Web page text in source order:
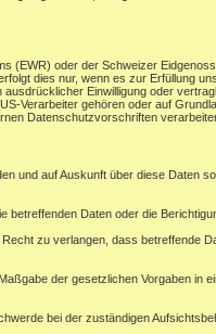
(EWR) oder der Schweizer
dies nur, wenn es zur Erfüllung
Einwilligung oder
Verarbeiter gehören oder auf
Datenschutzvorschriften
und auf Auskunft über diese Daten
Daten oder die
zu verlangen, dass betreffende
der gesetzlichen Vorgaben in
bei der zuständigen